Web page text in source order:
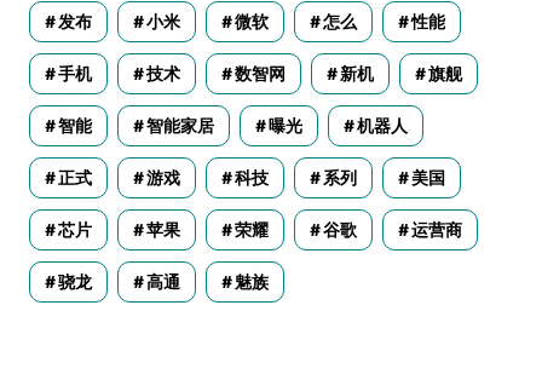
发布 小米 微软 怎么 性能
手机 技术 数智网 新机 旗舰
智能 智能家居 曝光 机器人
正式 游戏 科技 系列 美国
芯片 苹果 荣耀 谷歌 运营商
骁龙 高通 魅族